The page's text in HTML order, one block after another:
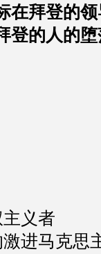
在拜登的
登的人的
义者
进马克思